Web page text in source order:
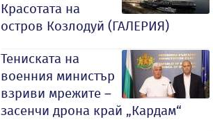
Красотата на
остров Козлодуй (ГАЛЕРИЯ)
Тениската на
военния министър
взриви мрежите –
засенчи дрона край „Кардам“